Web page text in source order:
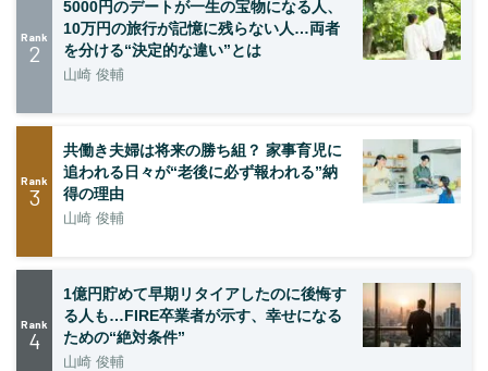
Rank
2
5000円のデートが一生の宝物になる人、
10万円の旅行が記憶に残らない人…両者
を分ける“決定的な違い”とは
山崎 俊輔
Rank
3
共働き夫婦は将来の勝ち組？ 家事育児に
追われる日々が“老後に必ず報われる”納
得の理由
山崎 俊輔
Rank
4
1億円貯めて早期リタイアしたのに後悔す
る人も…FIRE卒業者が示す、幸せになる
ための“絶対条件”
山崎 俊輔